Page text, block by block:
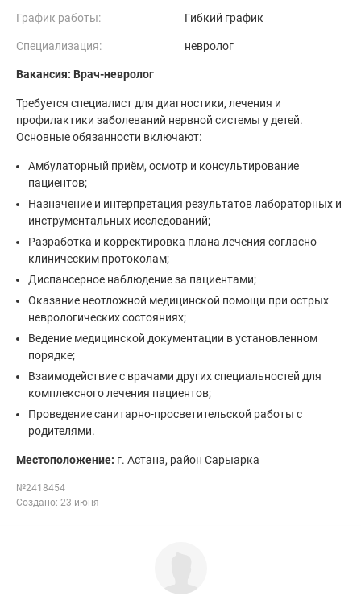
График работы: Гибкий график
Специализация: невролог
Вакансия: Врач-невролог
Требуется специалист для диагностики, лечения и
профилактики заболеваний нервной системы у детей.
Основные обязанности включают:
Амбулаторный приём, осмотр и консультирование
пациентов;
Назначение и интерпретация результатов лабораторных и
инструментальных исследований;
Разработка и корректировка плана лечения согласно
клиническим протоколам;
Диспансерное наблюдение за пациентами;
Оказание неотложной медицинской помощи при острых
неврологических состояниях;
Ведение медицинской документации в установленном
порядке;
Взаимодействие с врачами других специальностей для
комплексного лечения пациентов;
Проведение санитарно-просветительской работы с
родителями.
Местоположение: г. Астана, район Сарыарка
№2418454
Создано: 23 июня